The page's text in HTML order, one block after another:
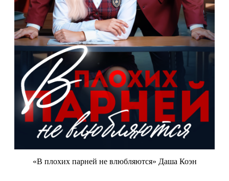
«В плохих парней не влюбляются» Даша Коэн